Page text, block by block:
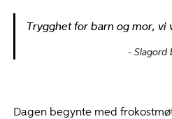
Trygghet for barn og mor, vi
Slagord
Dagen begynte med